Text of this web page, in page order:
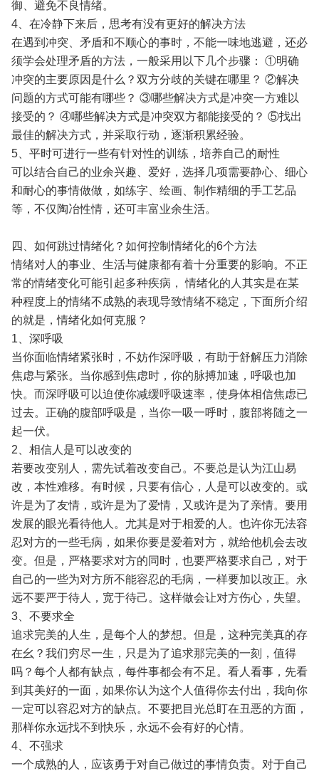
御、避免不良情绪。
4、在冷静下来后，思考有没有更好的解决方法
在遇到冲突、矛盾和不顺心的事时，不能一味地逃避，还必
须学会处理矛盾的方法，一般采用以下几个步骤： ①明确
冲突的主要原因是什么？双方分歧的关键在哪里？ ②解决
问题的方式可能有哪些？ ③哪些解决方式是冲突一方难以
接受的？ ④哪些解决方式是冲突双方都能接受的？ ⑤找出
最佳的解决方式，并采取行动，逐渐积累经验。
5、平时可进行一些有针对性的训练，培养自己的耐性
可以结合自己的业余兴趣、爱好，选择几项需要静心、细心
和耐心的事情做做，如练字、绘画、制作精细的手工艺品
等，不仅陶冶性情，还可丰富业余生活。
四、如何跳过情绪化？如何控制情绪化的6个方法
情绪对人的事业、生活与健康都有着十分重要的影响。不正
常的情绪变化可能引起多种疾病， 情绪化的人其实是在某
种程度上的情绪不成熟的表现导致情绪不稳定，下面所介绍
的就是，情绪化如何克服？
1、深呼吸
当你面临情绪紧张时，不妨作深呼吸，有助于舒解压力消除
焦虑与紧张。当你感到焦虑时，你的脉搏加速，呼吸也加
快。而深呼吸可以迫使你减缓呼吸速率，使身体相信焦虑已
过去。正确的腹部呼吸是，当你一吸一呼时，腹部将随之一
起一伏。
2、相信人是可以改变的
若要改变别人，需先试着改变自己。不要总是认为江山易
改，本性难移。有时候，只要有信心，人是可以改变的。或
许是为了友情，或许是为了爱情，又或许是为了亲情。要用
发展的眼光看待他人。尤其是对于相爱的人。也许你无法容
忍对方的一些毛病，如果你要是爱着对方，就给他机会去改
变。但是，严格要求对方的同时，也要严格要求自己，对于
自己的一些为对方所不能容忍的毛病，一样要加以改正。永
远不要严于待人，宽于待己。这样做会让对方伤心，失望。
3、不要求全
追求完美的人生，是每个人的梦想。但是，这种完美真的存
在幺？我们穷尽一生，只是为了追求那完美的一刻，值得
吗？每个人都有缺点，每件事都会有不足。看人看事，先看
到其美好的一面，如果你认为这个人值得你去付出，我向你
一定可以容忍对方的缺点。不要把目光总盯在丑恶的方面，
那样你永远找不到快乐，永远不会有好的心情。
4、不强求
一个成熟的人，应该勇于对自己做过的事情负责。对于自己